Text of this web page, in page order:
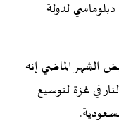
لدولة
الشهر الماضي إنه
في غزة لتوسيع